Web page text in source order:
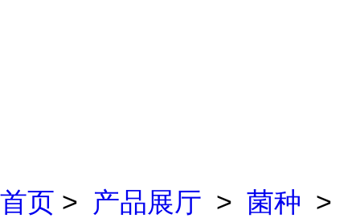
首页 > 产品展厅 > 菌种 >